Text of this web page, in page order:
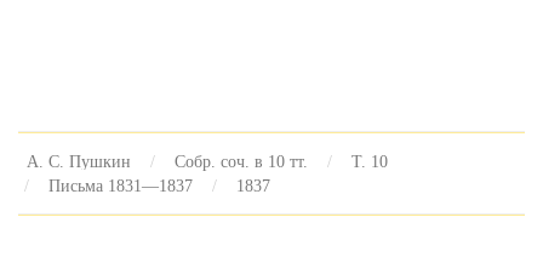
А. С. Пушкин Собр. соч. в 10 тт.
Т. 10
Письма 1831—1837
1837